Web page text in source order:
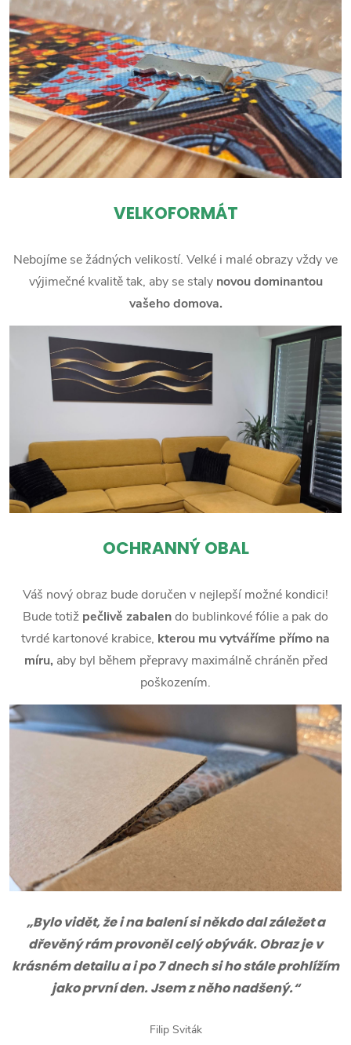
VELKOFORMÁT
Nebojíme se žádných velikostí. Velké i malé obrazy vždy ve
výjimečné kvalitě tak, aby se staly novou dominantou
vašeho domova.
OCHRANNÝ OBAL
Váš nový obraz bude doručen v nejlepší možné kondici!
Bude totiž pečlivě zabalendo bublinkové fólie a pak do
tvrdé kartonové krabice, kterou mu vytváříme přímo na
míru, aby byl během přepravy maximálně chráněn před
poškozením.
„Bylo vidět, že i na balení si někdo dal záležet a
dřevěný rám provoněl celý obývák. Obraz je v
krásném detailu a i po 7 dnech si ho stále prohlížím
jako první den. Jsem z něho nadšený.“
Filip Sviták